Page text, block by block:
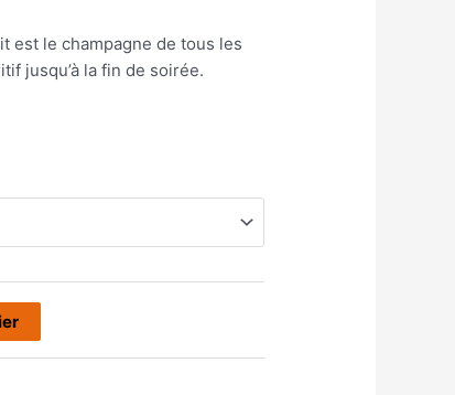
€
est le champagne de tous les
jusqu’à la fin de soirée.